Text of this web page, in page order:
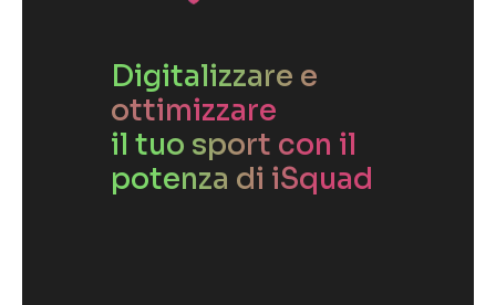
Digitalizzare e
ottimizzare
il tuo sport con il
potenza di iSquad